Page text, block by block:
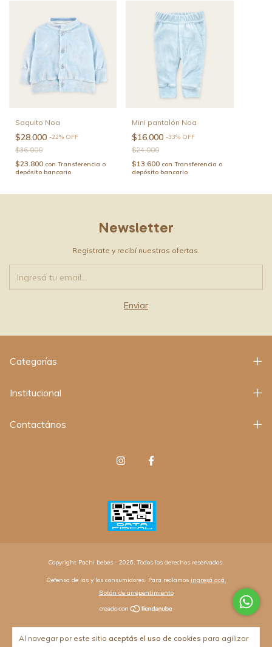
Al navegar por este sitio aceptás el uso de cookies para agilizar
Saquito Noa
$28.000 -22% OFF
$36.000
$23.800 con Transferencia o
depósito bancario
Mini pantalón Noa
$16.000-33% OFF
$24.000
$13.600 con Transferencia o
depósito bancario
Newsletter
Registrate y recibí nuestras ofertas.
Categorías
Institucional
Contactános
Copyright Pachi bebes - 2026. Todos los derechos reservados.
Defensa de las y los consumidores. Para reclamos ingresá acá.
Botón de arrepentimiento